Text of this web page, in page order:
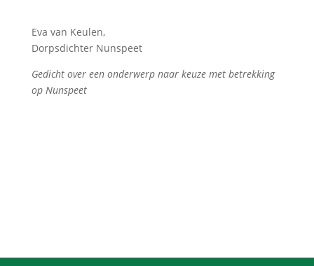
Eva van Keulen,
Dorpsdichter Nunspeet
Gedicht over een onderwerp naar keuze met betrekking
op Nunspeet